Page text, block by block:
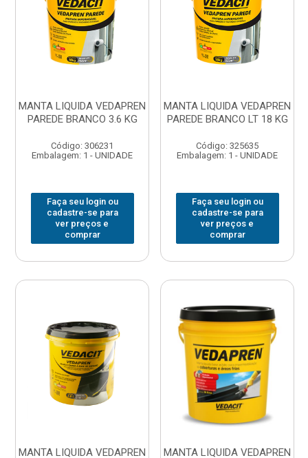
MANTA LIQUIDA VEDAPREN
PAREDE BRANCO 3.6 KG
Código: 306231
Embalagem: 1 - UNIDADE
Faça seu login ou
cadastre-se para
ver preços e
comprar
MANTA LIQUIDA VEDAPREN
PAREDE BRANCO LT 18 KG
Código: 325635
Embalagem: 1 - UNIDADE
Faça seu login ou
cadastre-se para
ver preços e
comprar
MANTA LIQUIDA VEDAPREN MANTA LIQUIDA VEDAPREN